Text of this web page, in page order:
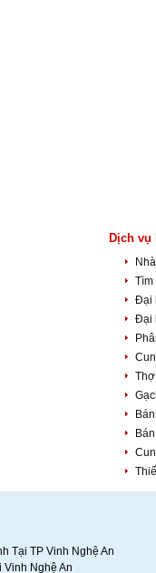
Dịch vụ
Tìm
Đại
Đại
Tại TP Vinh Nghệ An
Nghệ An